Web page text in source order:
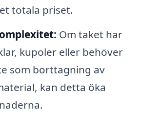
totala priset.
Om taket har
kupoler eller behöver
som borttagning av
kan detta öka